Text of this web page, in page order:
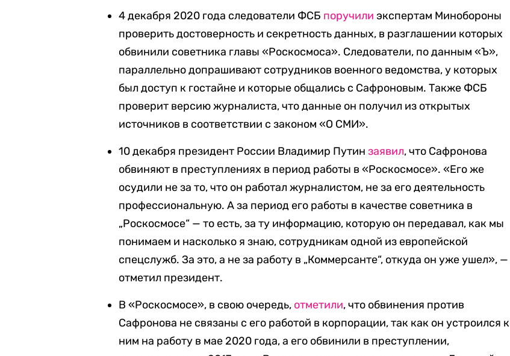
4 декабря 2020 года следователи ФСБ поручили экспертам Минобороны
проверить достоверность и секретность данных, в разглашении которых
обвинили советника главы «Роскосмоса». Следователи, по данным «Ъ»,
параллельно допрашивают сотрудников военного ведомства, у которых
был доступ к гостайне и которые общались с Сафроновым. Также ФСБ
проверит версию журналиста, что данные он получил из открытых
источников в соответствии с законом «О СМИ».
10 декабря президент России Владимир Путинзаявил, что Сафронова
обвиняют в преступлениях в период работы в «Роскосмосе». «Его же
осудили не за то, что он работал журналистом, не за его деятельность
профессиональную. А за период его работы в качестве советника в
„Роскосмосе“ — то есть, за ту информацию, которую он передавал, как мы
понимаем и насколько я знаю, сотрудникам одной из европейской
спецслужб. За это, а не за работу в „Коммерсанте“, откуда он уже ушел», —
отметил президент.
В «Роскосмосе», в свою очередь, отметили, что обвинения против
Сафронова не связаны с его работой в корпорации, так как он устроился к
ним на работу в мае 2020 года, а его обвинили в преступлении,